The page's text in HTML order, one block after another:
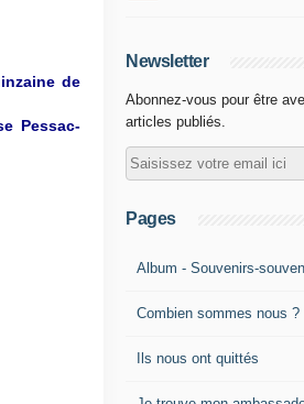
de
Pessac-
Newsletter
Abonnez-vous pour être
articles publiés.
Pages
Album - Souvenirs-
Combien sommes nous ?
Ils nous ont quittés